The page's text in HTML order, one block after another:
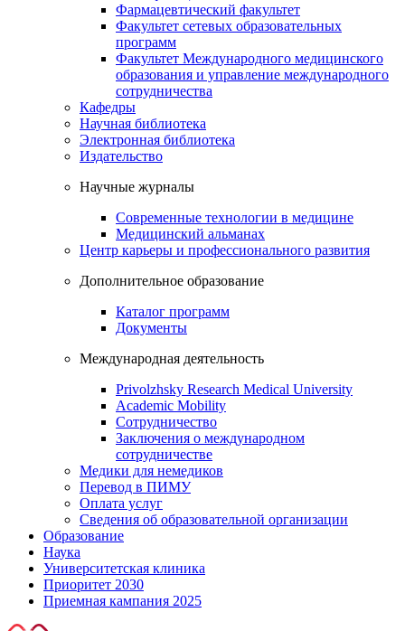
Фармацевтический факультет
Факультет сетевых образовательных
программ
Факультет Международного медицинского
образования и управление международного
сотрудничества
Кафедры
Научная библиотека
Электронная библиотека
Издательство
Научные журналы
Современные технологии в медицине
Медицинский альманах
Центр карьеры и профессионального развития
Дополнительное образование
Каталог программ
Документы
Международная деятельность
Privolzhsky Research Medical University
Academic Mobility
Сотрудничество
Заключения о международном
сотрудничестве
Медики для немедиков
Перевод в ПИМУ
Оплата услуг
Сведения об образовательной организации
Образование
Наука
Университетская клиника
Приоритет 2030
Приемная кампания 2025